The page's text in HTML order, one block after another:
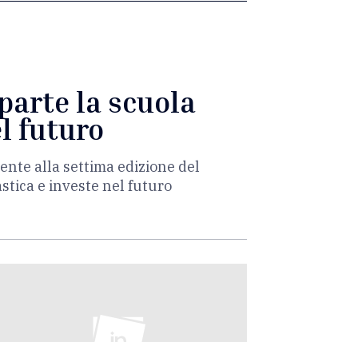
la scuola
futuro
alla settima edizione del
e investe nel futuro